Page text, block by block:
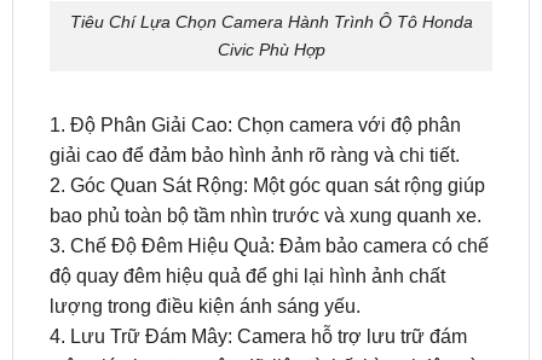
Honda Civic Phù Hợp
Tiêu Chí Lựa Chọn Camera Hành Trình Ô Tô Honda
Civic Phù Hợp
1. Độ Phân Giải Cao: Chọn camera với độ phân
giải cao để đảm bảo hình ảnh rõ ràng và chi tiết.
2. Góc Quan Sát Rộng: Một góc quan sát rộng giúp
bao phủ toàn bộ tầm nhìn trước và xung quanh xe.
3. Chế Độ Đêm Hiệu Quả: Đảm bảo camera có chế